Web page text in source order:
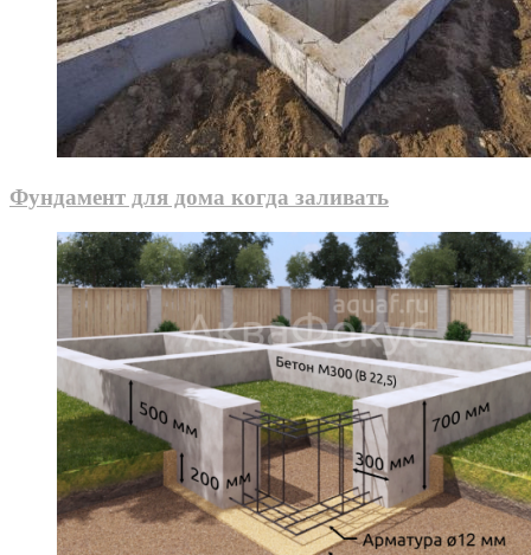
Фундамент для дома когда заливать